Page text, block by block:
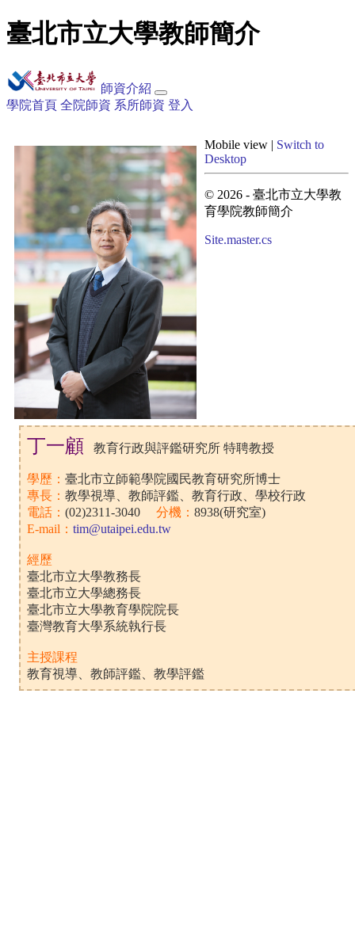
臺北市立大學教師簡介
師資介紹
學院首頁 全院師資 系所師資 登入
丁一顧 教育行政與評鑑研究所 特聘教授
學歷： 臺北市立師範學院國民教育研究所博士
專長： 教學視導、教師評鑑、教育行政、學校行政
電話： (02)2311-3040 分機： 8938(研究室)
E-mail： tim@utaipei.edu.tw
經歷
臺北市立大學教務長
臺北市立大學總務長
臺北市立大學教育學院院長
臺灣教育大學系統執行長
主授課程
教育視導、教師評鑑、教學評鑑
Mobile view | Switch to
Desktop
© 2026 - 臺北市立大學教
育學院教師簡介
Site.master.cs